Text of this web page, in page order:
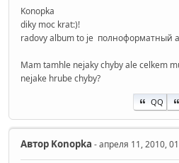
Konopka
diky moc krat:)!
radovy album to je полноформатный
Mam tamhle nejakу chyby ale celkem
nejake hrube chyby?
QQ
Автор Konopka - апреля 11, 2010,